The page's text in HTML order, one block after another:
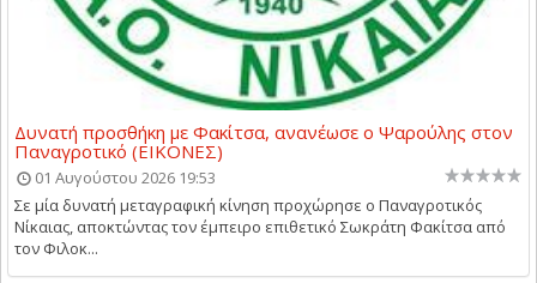
Δυνατή προσθήκη με Φακίτσα, ανανέωσε ο Ψαρούλης στον
Παναγροτικό (ΕΙΚΟΝΕΣ)
01 Αυγούστου 2026 19:53
Σε μία δυνατή μεταγραφική κίνηση προχώρησε ο Παναγροτικός
Νίκαιας, αποκτώντας τον έμπειρο επιθετικό Σωκράτη Φακίτσα από
τον Φιλοκ...